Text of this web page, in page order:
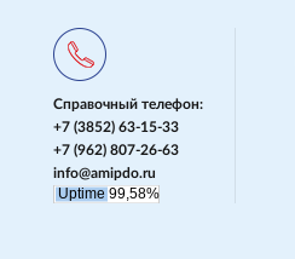
Справочный телефон:
+7 (3852) 63-15-33
+7 (962) 807-26-63
info@amipdo.ru